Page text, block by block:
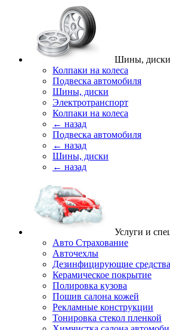
Шины, диски
Колпаки на колеса
Подвеска автомобиля
Шины, диски
Электротранспорт
Колпаки на колеса
← назад
Подвеска автомобиля
← назад
Шины, диски
← назад
Услуги и
Авто Страхование
Авточехлы
Дезинфицирующие средства
Керамическое покрытие
Полировка кузова
Пошив салона кожей
Рекламные конструкции
Тонировка стекол пленкой